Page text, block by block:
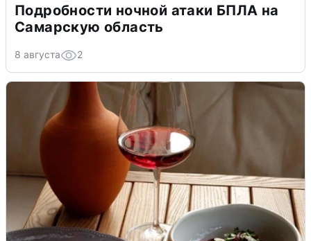
Подробности ночной атаки БПЛА на
Самарскую область
8 августа 2